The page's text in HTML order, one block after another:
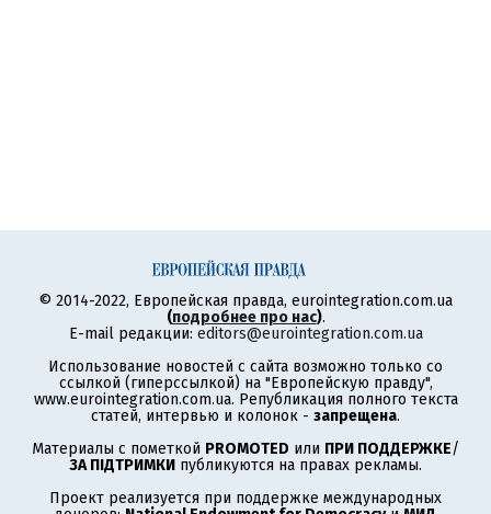
© 2014-2022, Европейская правда, eurointegration.com.ua
(подробнее про нас).
E-mail редакции: editors@eurointegration.com.ua
Использование новостей с сайта возможно только со
ссылкой (гиперссылкой) на "Европейскую правду",
www.eurointegration.com.ua. Републикация полного текста
статей, интервью и колонок - запрещена.
Материалы с пометкой PROMOTED или ПРИ ПОДДЕРЖКЕ/
ЗА ПІДТРИМКИ публикуются на правах рекламы.
Проект реализуется при поддержке международных